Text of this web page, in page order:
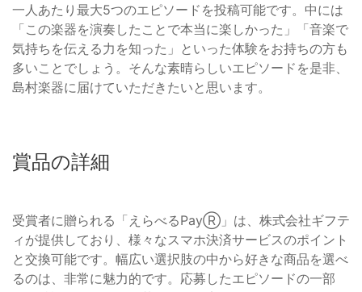
一人あたり最大5つのエピソードを投稿可能です。中には
「この楽器を演奏したことで本当に楽しかった」「音楽で
気持ちを伝える力を知った」といった体験をお持ちの方も
多いことでしょう。そんな素晴らしいエピソードを是非、
島村楽器に届けていただきたいと思います。
賞品の詳細
受賞者に贈られる「えらべるPayⓇ」は、株式会社ギフテ
ィが提供しており、様々なスマホ決済サービスのポイント
と交換可能です。幅広い選択肢の中から好きな商品を選べ
るのは、非常に魅力的です。応募したエピソードの一部